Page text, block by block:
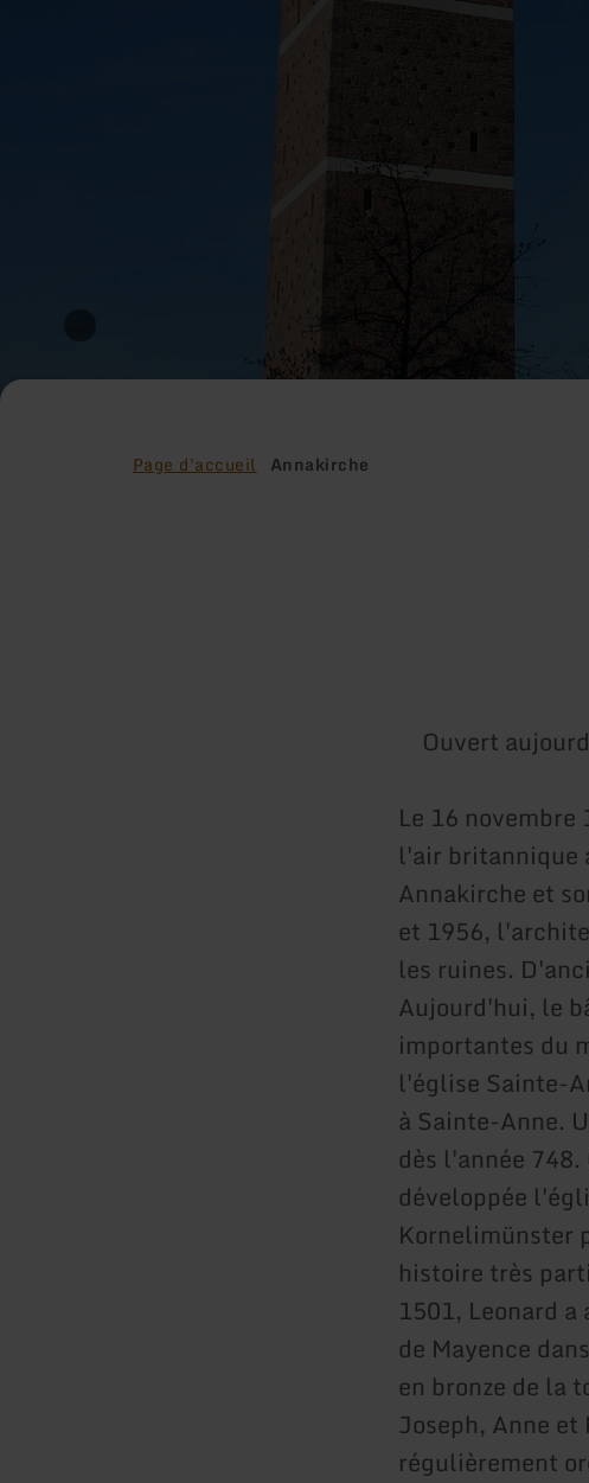
Page d'accueil Annakirche
Ouvert
Le 16
l'air britannique
Annakirche et
et 1956,
les ruines.
Aujourd'hui, le
importantes du
l'église Sainte-
à Sainte-Anne.
dès l'année
développée
Kornelimünster
histoire très
1501, Leonard
de Mayence
en bronze de la
Joseph, Anne
régulièrement